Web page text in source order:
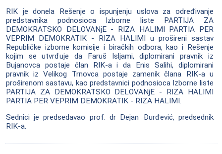
RIK je donela Rešenje o ispunjenju uslova za određivanje
predstavnika podnosioca Izborne liste PARTIJA ZA
DEMOKRATSKO DELOVANjE - RIZA HALIMI PARTIA PER
VEPRIM DEMOKRATIK - RIZA HALIMI u prošireni sastav
Republičke izborne komisije i biračkih odbora, kao i Rešenje
kojim se utvrđuje da Faruš Isljami, diplomirani pravnik iz
Bujanovca postaje član RIK-a i da Enis Salihi, diplomirani
pravnik iz Velikog Trnovca postaje zamenik člana RIK-a u
proširenom sastavu, kao predstavnici podnosioca Izborne liste
PARTIJA ZA DEMOKRATSKO DELOVANjE - RIZA HALIMI
PARTIA PER VEPRIM DEMOKRATIK - RIZA HALIMI.
Sednici je predsedavao prof. dr Dejan Đurđević, predsednik
RIK-a.